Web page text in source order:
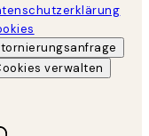
verwalten